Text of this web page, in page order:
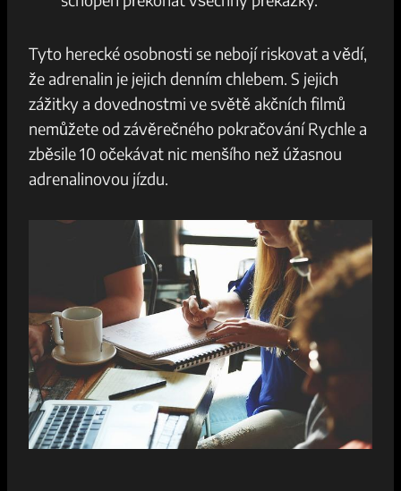
Tyto herecké osobnosti se nebojí riskovat a vědí,
že⁢ adrenalin je ⁣jejich denním chlebem. S ‍jejich
zážitky a dovednostmi ve ​světě akčních filmů
nemůžete od závěrečného pokračování Rychle a
zběsile​ 10‌ očekávat nic menšího než úžasnou
adrenalinovou jízdu.